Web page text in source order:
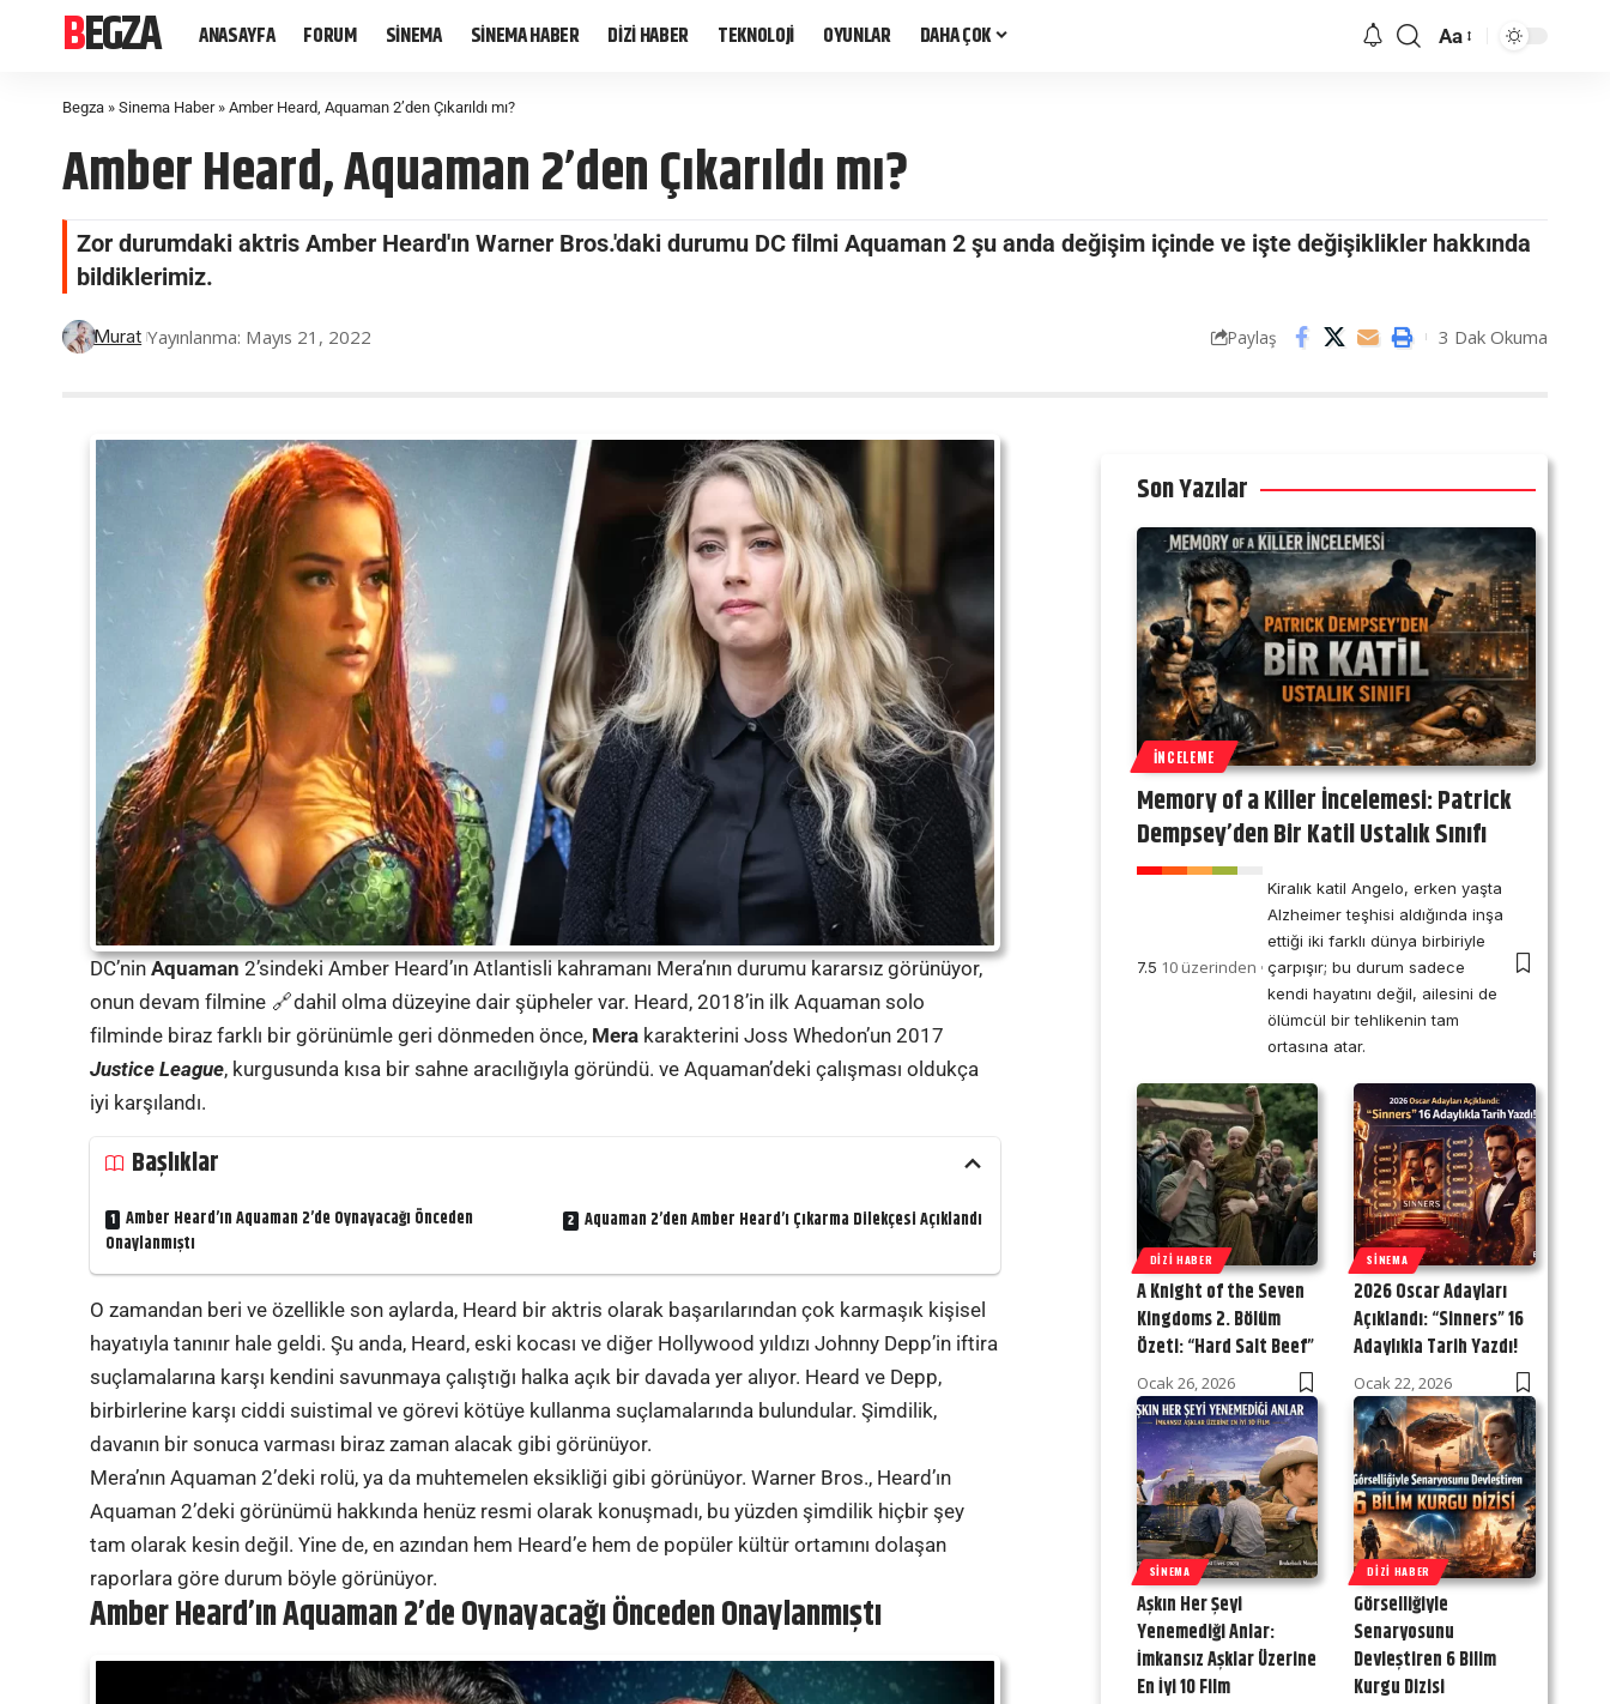
BEGZA ANASAYFA FORUM SİNEMA SİNEMA HABER DİZİ HABER TEKNOLOJİ OYUNLAR DAHA ÇOK Aa
Begza » Sinema Haber» Amber Heard, Aquaman 2’den Çıkarıldı mı?
Amber Heard, Aquaman 2’den Çıkarıldı mı?
Zor durumdaki aktris Amber Heard'ın Warner Bros.'daki durumu DC filmi Aquaman 2 şu anda değişim içinde ve işte değişiklikler hakkında
bildiklerimiz.
Murat Yayınlanma: Mayıs 21, 2022 Paylaş 3 Dak Okuma
DC’ninAquaman2’sindeki Amber Heard’ın Atlantisli kahramanı Mera’nın durumu kararsız görünüyor,
onun devamfilmine
dahil olma düzeyine dair şüpheler var. Heard, 2018’in ilk Aquaman solo
filminde biraz farklı bir görünümle geri dönmeden önce, Mera karakterini Joss Whedon’un 2017
Justice League, kurgusunda kısa bir sahne aracılığıyla göründü. ve Aquaman’deki çalışması oldukça
iyi karşılandı.
Başlıklar
Amber Heard’ın Aquaman 2’de Oynayacağı Önceden
Onaylanmıştı
Aquaman 2’den Amber Heard’ı Çıkarma Dilekçesi Açıklandı
O zamandan beri ve özellikle son aylarda, Heard bir aktris olarak başarılarından çok karmaşık kişisel
hayatıyla tanınır hale geldi. Şu anda, Heard, eski kocası ve diğer Hollywood yıldızı Johnny Depp’in iftira
suçlamalarına karşı kendini savunmaya çalıştığı halka açık bir davada yer alıyor. Heard ve Depp,
birbirlerine karşı ciddi suistimal ve görevi kötüye kullanma suçlamalarında bulundular. Şimdilik,
davanın bir sonuca varması biraz zaman alacak gibi görünüyor.
Mera’nın Aquaman 2’deki rolü, ya da muhtemelen eksikliği gibi görünüyor. Warner Bros., Heard’ın
Aquaman 2’deki görünümü hakkında henüz resmi olarak konuşmadı, bu yüzden şimdilik hiçbir şey
tam olarak kesin değil. Yine de, en azından hem Heard’e hem de popüler kültür ortamını dolaşan
raporlara göre durum böyle görünüyor.
Amber Heard’ın Aquaman 2’de Oynayacağı Önceden Onaylanmıştı
Son Yazılar
İNCELEME
Memory of a Killer İncelemesi: Patrick
Dempsey’den Bir Katil Ustalık Sınıfı
7.5 10 üzerinden
Kiralık katil Angelo, erken yaşta
Alzheimer teşhisi aldığında inşa
ettiği iki farklı dünya birbiriyle
çarpışır; bu durum sadece
kendi hayatını değil, ailesini de
ölümcül bir tehlikenin tam
ortasına atar.
DIZI HABER
A Knight of the Seven
Kingdoms 2. Bölüm
Özeti: “Hard Salt Beef”
Ocak 26, 2026
SINEMA
2026 Oscar Adayları
Açıklandı: “Sinners” 16
Adaylıkla Tarih Yazdı!
Ocak 22, 2026
SINEMA
Aşkın Her Şeyi
Yenemediği Anlar:
İmkansız Aşklar Üzerine
En İyi 10 Film
DIZI HABER
Görselliğiyle
Senaryosunu
Devleştiren 6 Bilim
Kurgu Dizisi